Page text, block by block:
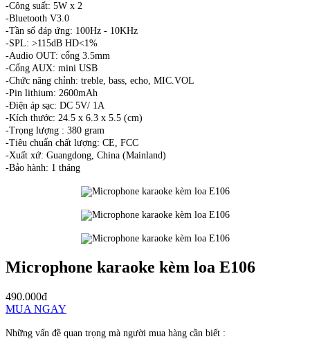
-Công suất: 5W x 2
-Bluetooth V3.0
-Tần số đáp ứng: 100Hz - 10KHz
-SPL: >115dB HD<1%
-Audio OUT: cổng 3.5mm
-Cổng AUX: mini USB
-Chức năng chỉnh: treble, bass, echo, MIC.VOL
-Pin lithium: 2600mAh
-Điện áp sạc: DC 5V/ 1A
-Kích thước: 24.5 x 6.3 x 5.5 (cm)
-Trọng lượng : 380 gram
-Tiêu chuẩn chất lượng: CE, FCC
-Xuất xứ: Guangdong, China (Mainland)
-Bảo hành: 1 tháng
Microphone karaoke kèm loa E106
490.000đ
MUA NGAY
Những vấn đề quan trọng mà người mua hàng cần biết :